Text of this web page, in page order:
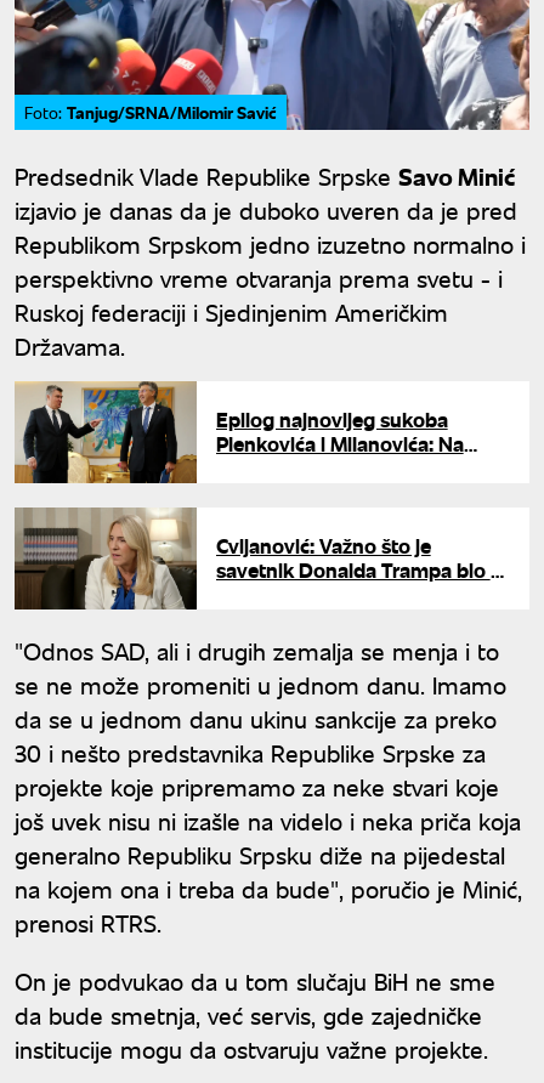
Foto: Tanjug/SRNA/Milomir Savić
Predsednik Vlade Republike Srpske Savo Minić
izjavio je danas da je duboko uveren da je pred
Republikom Srpskom jedno izuzetno normalno i
perspektivno vreme otvaranja prema svetu - i
Ruskoj federaciji i Sjedinjenim Američkim
Državama.
Epilog najnovijeg sukoba
Plenkovića i Milanovića: Na
Cvijanović: Važno što je
savetnik Donalda Trampa bio u
"Odnos SAD, ali i drugih zemalja se menja i to
se ne može promeniti u jednom danu. Imamo
da se u jednom danu ukinu sankcije za preko
30 i nešto predstavnika Republike Srpske za
projekte koje pripremamo za neke stvari koje
još uvek nisu ni izašle na videlo i neka priča koja
generalno Republiku Srpsku diže na pijedestal
na kojem ona i treba da bude", poručio je Minić,
prenosi RTRS.
On je podvukao da u tom slučaju BiH ne sme
da bude smetnja, već servis, gde zajedničke
institucije mogu da ostvaruju važne projekte.